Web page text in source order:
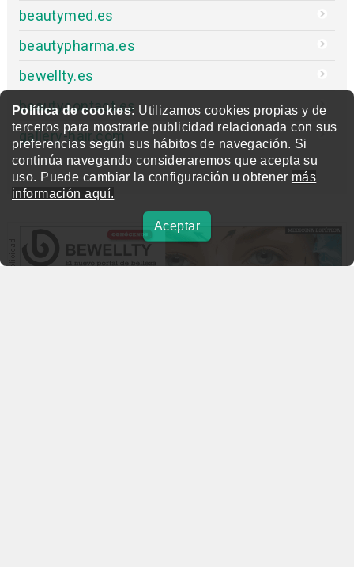
Política de cookies: Utilizamos cookies propias y de
terceros para mostrarle publicidad relacionada con sus
preferencias según sus hábitos de navegación. Si
continúa navegando consideraremos que acepta su
uso. Puede cambiar la configuración u obtener más
información aquí.
Aceptar
beautymed.es
beautypharma.es
bewellty.es
beautycontact.es
gallery-hair.com